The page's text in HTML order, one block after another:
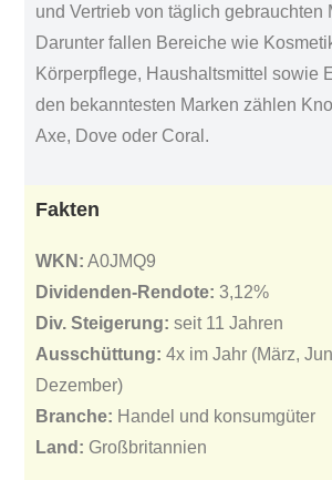
und Vertrieb von täglich gebrauchten
Darunter fallen Bereiche wie
Körperpflege, Haushaltsmittel sowie
den bekanntesten Marken zählen
Axe, Dove oder Coral.
Fakten
WKN: A0JMQ9
Dividenden-Rendote: 3,12%
Div. Steigerung: seit 11 Jahren
Ausschüttung: 4x im Jahr (März,
Dezember)
Branche: Handel und konsumgüter
Land: Großbritannien